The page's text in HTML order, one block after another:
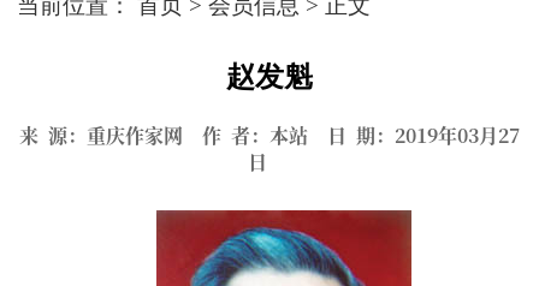
赵发魁
来 源：重庆作家网 作 者：本站 日 期：2019年03月27
日